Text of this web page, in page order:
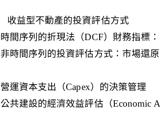
益型不動產的投資評估方式
間序列的折現法（DCF）財務指標
時間序列的投資評估方式：市場還
運資本支出（Capex）的決策管理
共建設的經濟效益評估（Economic